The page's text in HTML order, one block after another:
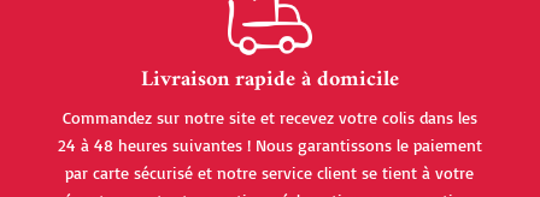
Livraison rapide à domicile
Commandez sur notre site et recevez votre colis dans les
24 à 48 heures suivantes ! Nous garantissons le paiement
par carte sécurisé et notre service client se tient à votre